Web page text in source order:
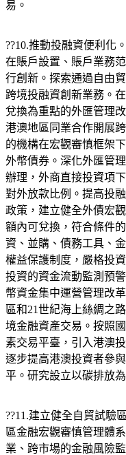
易。
??10.推動投融資便利化
在賬戶設置、賬戶業務
行創新。探索通過自由
跨境投融資創新業務。
兌換為重點的外匯管理
港澳地區同業合作開展
的機構在宏觀審慎框架
外幣債券。深化外匯管
辦理，外商直接投資項
對外放款比例。提高投
政策，建立健全外債宏
額內可兌換，符合條件
資、並購、債務工具、
權益保護制度，嚴格投
投資的資金流動監測預
幣資金集中運營管理改
區和21世紀海上絲綢之
境金融資產交易。按照
素交易平臺，引入港澳
逐步提高港澳投資者參
平。研究設立以碳排放
??11.建立健全自貿試驗
區金融宏觀審慎管理體
業、跨市場的金融風險